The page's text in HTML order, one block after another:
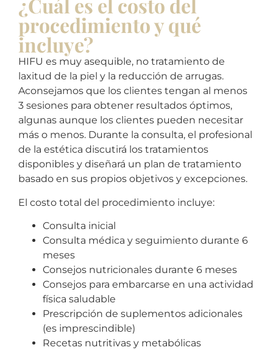
¿Cuál es el costo del
procedimiento y qué
incluye?
HIFU es muy asequible, no tratamiento de
laxitud de la piel y la reducción de arrugas.
Aconsejamos que los clientes tengan al menos
3 sesiones para obtener resultados óptimos,
algunas aunque los clientes pueden necesitar
más o menos. Durante la consulta, el profesional
de la estética discutirá los tratamientos
disponibles y diseñará un plan de tratamiento
basado en sus propios objetivos y excepciones.
El costo total del procedimiento incluye:
Consulta inicial
Consulta médica y seguimiento durante 6
meses
Consejos nutricionales durante 6 meses
Consejos para embarcarse en una actividad
física saludable
Prescripción de suplementos adicionales
(es imprescindible)
Recetas nutritivas y metabólicas